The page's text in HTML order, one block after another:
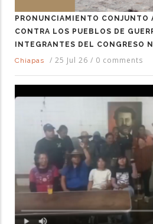
PRONUNCIAMIENTO CONJUNTO
CONTRA LOS PUEBLOS DE
INTEGRANTES DEL CONGRESO
Chiapas
/ 25 Jul 26 / 0 comments